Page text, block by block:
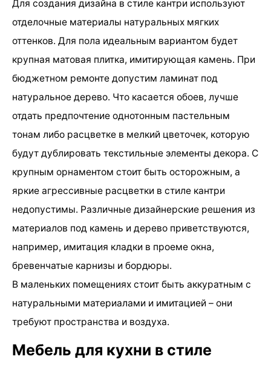
Для создания дизайна в стиле кантри используют
отделочные материалы натуральных мягких
оттенков. Для пола идеальным вариантом будет
крупная матовая плитка, имитирующая камень. При
бюджетном ремонте допустим ламинат под
натуральное дерево. Что касается обоев, лучше
отдать предпочтение однотонным пастельным
тонам либо расцветке в мелкий цветочек, которую
будут дублировать текстильные элементы декора. С
крупным орнаментом стоит быть осторожным, а
яркие агрессивные расцветки в стиле кантри
недопустимы. Различные дизайнерские решения из
материалов под камень и дерево приветствуются,
например, имитация кладки в проеме окна,
бревенчатые карнизы и бордюры.
В маленьких помещениях стоит быть аккуратным с
натуральными материалами и имитацией – они
требуют пространства и воздуха.
Мебель для кухни в стиле